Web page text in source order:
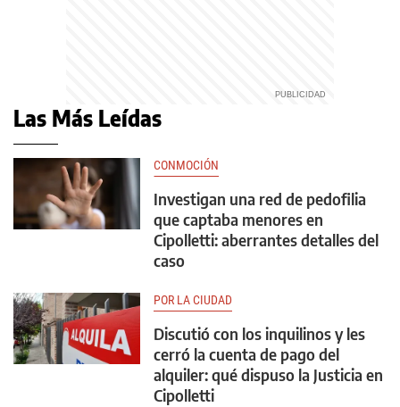
Las Más Leídas
CONMOCIÓN
Investigan una red de pedofilia
que captaba menores en
Cipolletti: aberrantes detalles del
caso
POR LA CIUDAD
Discutió con los inquilinos y les
cerró la cuenta de pago del
alquiler: qué dispuso la Justicia en
Cipolletti